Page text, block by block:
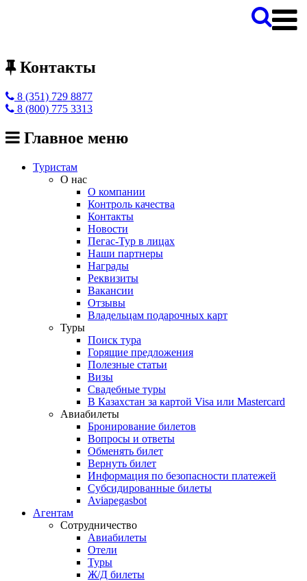
Контакты
8 (351) 729 8877
8 (800) 775 3313
Главное меню
Туристам
О нас
О компании
Контроль качества
Контакты
Новости
Пегас-Тур в лицах
Наши партнеры
Награды
Реквизиты
Вакансии
Отзывы
Владельцам подарочных карт
Туры
Поиск тура
Горящие предложения
Полезные статьи
Визы
Свадебные туры
В Казахстан за картой Visa или Masterсard
Авиабилеты
Бронирование билетов
Вопросы и ответы
Обменять билет
Вернуть билет
Информация по безопасности платежей
Субсидированные билеты
Aviapegasbot
Агентам
Сотрудничество
Авиабилеты
Отели
Туры
Ж/Д билеты